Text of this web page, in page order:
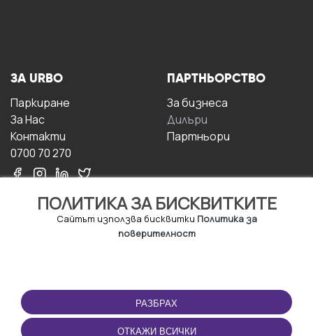
ПОЛИТИКА ЗА БИСКВИТКИТЕ
Сайтът използва бисквитки Политика за
поверителност
РАЗБРАХ
ОТКАЖИ ВСИЧКИ
ЗА URBO
Паркиране
За Hас
Контакти
0700 70 270
ПАРТНЬОРСТВО
За бизнесa
Дилъри
Партньори
ПОЛЗВАНЕ
Правила и условия за
ползване
ПРИЛОЖЕНИЕТО